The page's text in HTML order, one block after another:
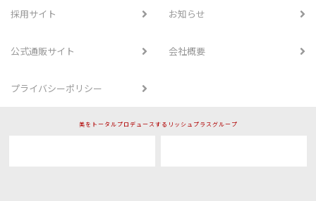
採用サイト お知らせ
公式通販サイト 会社概要
プライバシーポリシー
美をトータルプロデュースするリッシュプラスグループ